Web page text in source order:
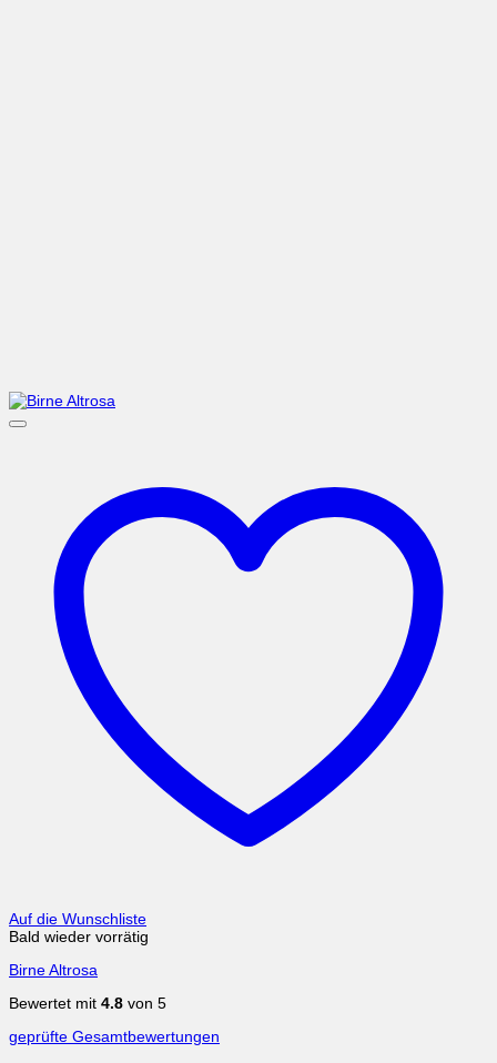
Auf die Wunschliste
Bald wieder vorrätig
Birne Altrosa
Bewertet mit 4.8 von 5
geprüfte Gesamtbewertungen